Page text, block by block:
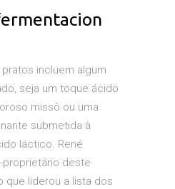
incluem algum
seja um toque ácido
missô ou uma
submetida à
láctico. René
deste
que liderou a lista dos